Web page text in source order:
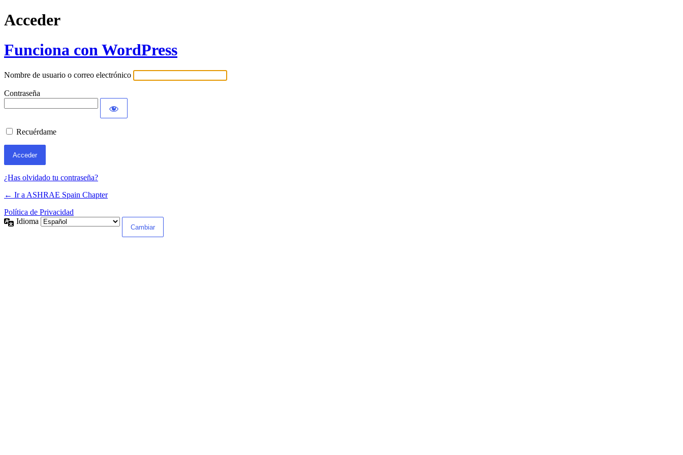
Acceder
Funciona con WordPress
Nombre de usuario o correo electrónico
Contraseña
Recuérdame
¿Has olvidado tu contraseña?
← Ir a ASHRAE Spain Chapter
Política de Privacidad
Idioma